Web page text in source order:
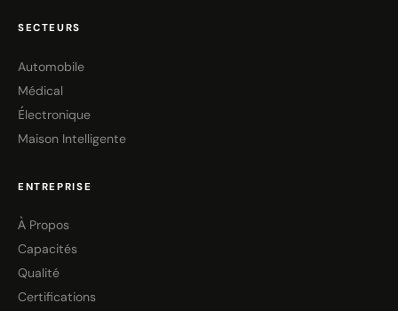
SECTEURS
Automobile
Médical
Électronique
Maison Intelligente
ENTREPRISE
À Propos
Capacités
Qualité
Certifications